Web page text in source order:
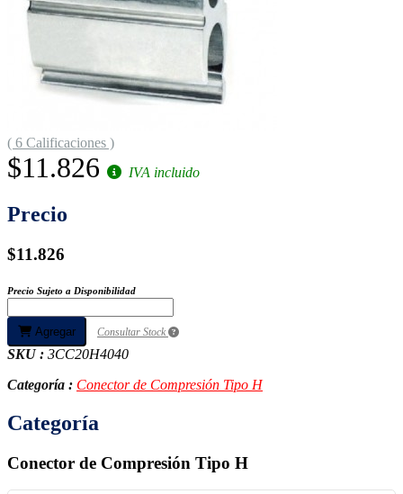
( 6 Calificaciones )
$11.826 IVA incluido
Precio
$11.826
Precio Sujeto a Disponibilidad
Agregar Consultar Stock
SKU : 3CC20H4040
Categoría : Conector de Compresión Tipo H
Categoría
Conector de Compresión Tipo H